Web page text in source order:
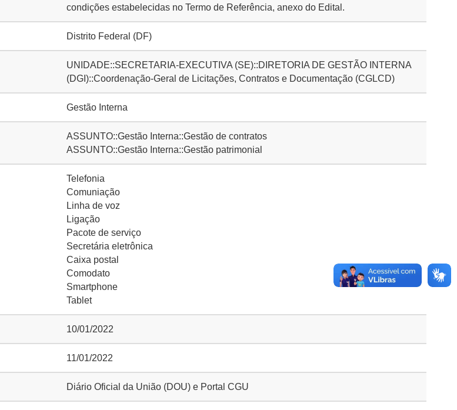
condições estabelecidas no Termo de Referência, anexo do Edital.
Distrito Federal (DF)
UNIDADE::SECRETARIA-EXECUTIVA (SE)::DIRETORIA DE GESTÃO INTERNA
(DGI)::Coordenação-Geral de Licitações, Contratos e Documentação (CGLCD)
Gestão Interna
ASSUNTO::Gestão Interna::Gestão de contratos
ASSUNTO::Gestão Interna::Gestão patrimonial
Telefonia
Comuniação
Linha de voz
Ligação
Pacote de serviço
Secretária eletrônica
Caixa postal
Comodato
Smartphone
Tablet
10/01/2022
11/01/2022
Diário Oficial da União (DOU) e Portal CGU